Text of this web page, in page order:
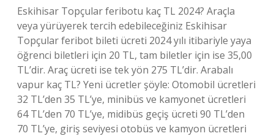
Eskihisar Topçular feribotu kaç TL 2024? Araçla
veya yürüyerek tercih edebileceğiniz Eskihisar
Topçular feribot bileti ücreti 2024 yılı itibariyle yaya
öğrenci biletleri için 20 TL, tam biletler için ise 35,00
TL’dir. Araç ücreti ise tek yön 275 TL’dir. Arabalı
vapur kaç TL? Yeni ücretler şöyle: Otomobil ücretleri
32 TL’den 35 TL’ye, minibüs ve kamyonet ücretleri
64 TL’den 70 TL’ye, midibüs geçiş ücreti 90 TL’den
70 TL’ye, giriş seviyesi otobüs ve kamyon ücretleri